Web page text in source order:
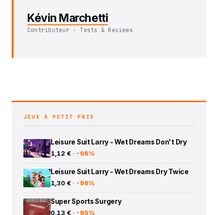
Kévin Marchetti
Contributeur · Tests & Reviews
JEUX À PETIT PRIX
Leisure Suit Larry - Wet Dreams Don't Dry
1,12 € · -96%
Leisure Suit Larry - Wet Dreams Dry Twice
1,30 € · -96%
Super Sports Surgery
0,13 € · -95%